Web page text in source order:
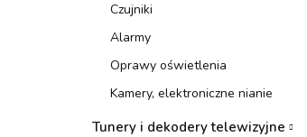
Czujniki
Alarmy
Oprawy oświetlenia
Kamery, elektroniczne nianie
Tunery i dekodery telewizyjne